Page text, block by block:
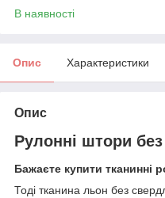
В наявності
Опис Характеристики
Опис
Рулонні штори
Бажаєте купити тканинні
Тоді тканина льон без